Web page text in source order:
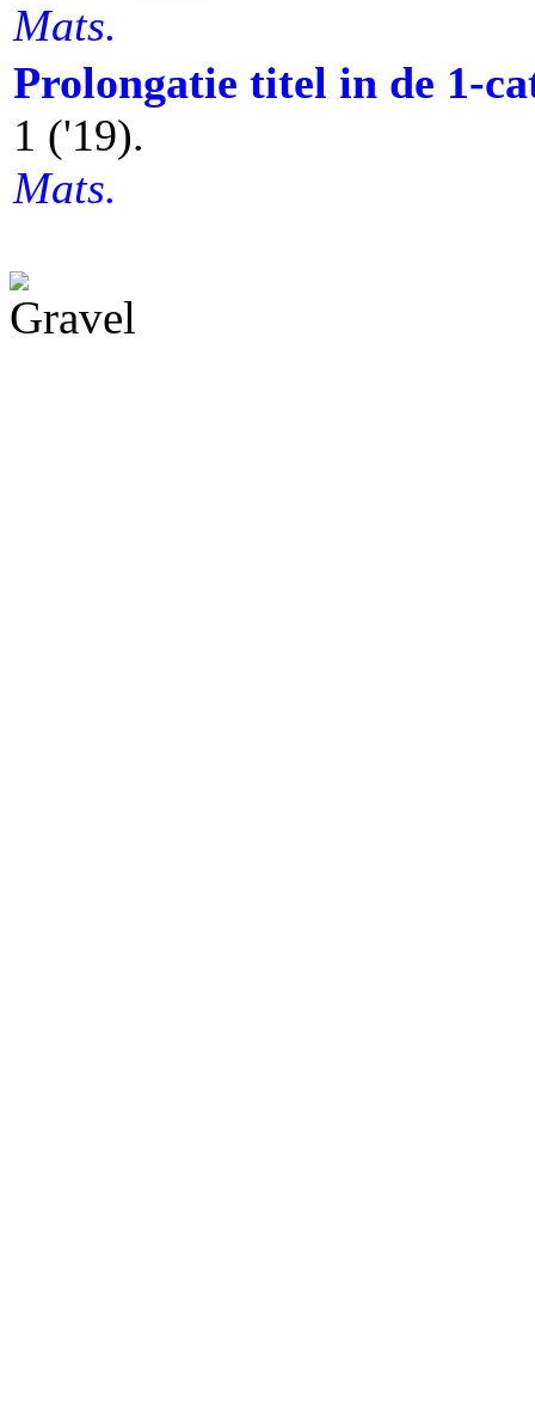
Mats.
Prolongatie titel in de 1-
1 ('19).
Mats.